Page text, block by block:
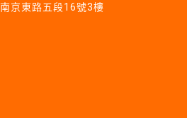
京東路五段16號3樓